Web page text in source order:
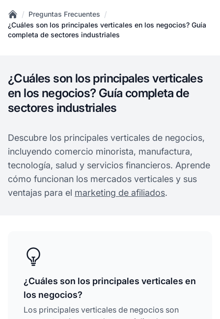
Home
/ Preguntas Frecuentes /
¿Cuáles son los principales verticales en los negocios? Guía
completa de sectores industriales
¿Cuáles son los principales verticales
en los negocios? Guía completa de
sectores industriales
Descubre los principales verticales de negocios,
incluyendo comercio minorista, manufactura,
tecnología, salud y servicios financieros. Aprende
cómo funcionan los mercados verticales y sus
ventajas para el marketing de afiliados.
¿Cuáles son los principales verticales en
los negocios?
Los principales verticales de negocios son